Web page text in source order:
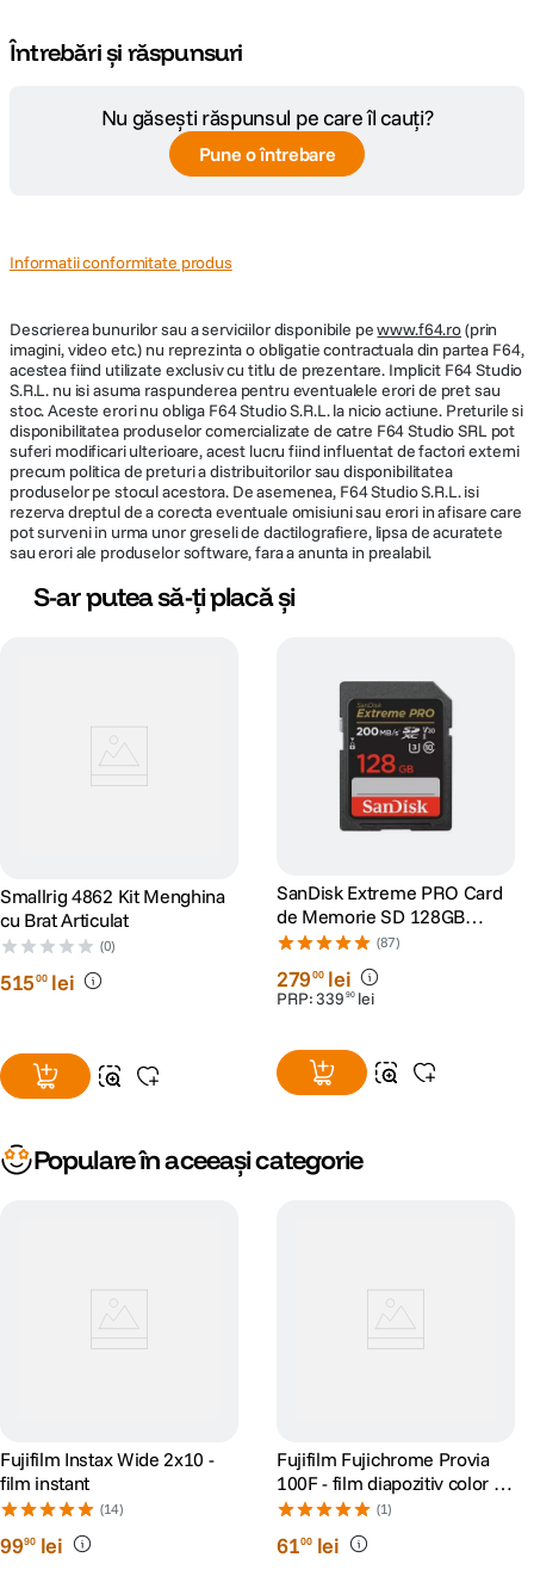
Întrebări și răspunsuri
Nu găsești răspunsul pe care îl cauți?
Pune o întrebare
Informatii conformitate produs
Descrierea bunurilor sau a serviciilor disponibile pewww.f64.ro(prin
imagini, video etc.) nu reprezinta o obligatie contractuala din partea F64,
acestea fiind utilizate exclusiv cu titlu de prezentare. Implicit F64 Studio
S.R.L. nu isi asuma raspunderea pentru eventualele erori de pret sau
stoc. Aceste erori nu obliga F64 Studio S.R.L. la nicio actiune. Preturile si
disponibilitatea produselor comercializate de catre F64 Studio SRL pot
suferi modificari ulterioare, acest lucru fiind influentat de factori externi
precum politica de preturi a distribuitorilor sau disponibilitatea
produselor pe stocul acestora. De asemenea, F64 Studio S.R.L. isi
rezerva dreptul de a corecta eventuale omisiuni sau erori in afisare care
pot surveni in urma unor greseli de dactilografiere, lipsa de acuratete
sau erori ale produselor software, fara a anunta in prealabil.
S-ar putea să-ți placă și
Smallrig 4862 Kit Menghina
cu Brat Articulat
(0)
51500 lei
SanDisk Extreme PRO Card
de Memorie SD 128GB
SDXC UHS-I Class 10 U3 V30
+ 2 Ani RescuePRO Deluxe
(87)
27900 lei
PRP:339 90 lei
Populare în aceeași categorie
Fujifilm Instax Wide 2x10 -
film instant
(14)
9990 lei
Fujifilm Fujichrome Provia
100F - film diapozitiv color lat
(ISO 100, 120) 1 BUC
(1)
6100 lei